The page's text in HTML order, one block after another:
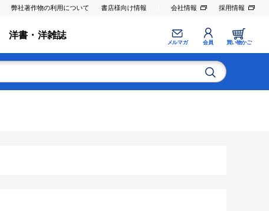
弊社著作物の利用について 書店様向け情報 会社情報 採用情報
洋書・洋雑誌
メルマガ 会員 買い物かご